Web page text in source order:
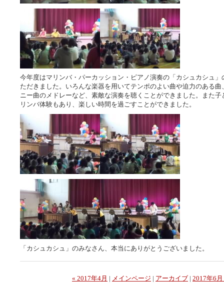
今年度はマリンバ・パーカッション・ピアノ演奏の「カシュカシュ」
ただきました。いろんな楽器を用いてテンポのよい曲や迫力のある
ニー曲のメドレーなど、素敵な演奏を聴くことができました。また
リンバ体験もあり、楽しい時間を過ごすことができました。
「カシュカシュ」のみなさん、本当にありがとうございました。
« 2017年4月 | メインページ | アーカイブ | 2017年6月